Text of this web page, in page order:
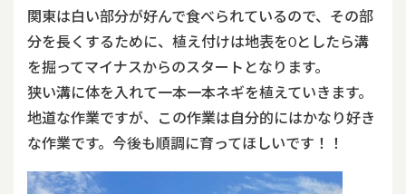
関東は白い部分が好んで食べられているので、その部
分を長くするために、植え付けは地表を0としたら溝
を掘ってマイナスからのスタートとなります。
狭い溝に体を入れて一本一本ネギを植えていきます。
地道な作業ですが、この作業は自分的にはかなり好き
な作業です。今後も順調に育ってほしいです！！